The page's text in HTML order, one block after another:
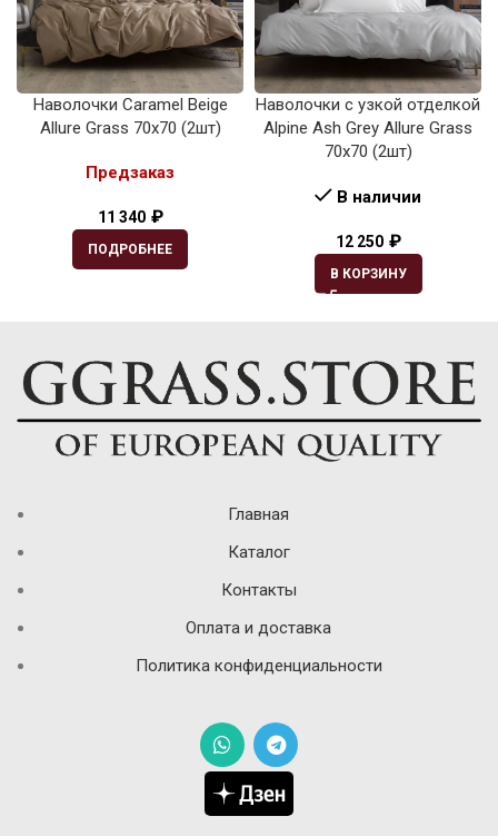
Наволочки Caramel Beige
Allure Grass 70х70 (2шт)
Предзаказ
11 340 ₽
ПОДРОБНЕЕ
Наволочки с узкой отделкой
Alpine Ash Grey Allure Grass
70х70 (2шт)
В наличии
12 250 ₽
В КОРЗИНУ
Главная
Каталог
Контакты
Оплата и доставка
Политика конфиденциальности